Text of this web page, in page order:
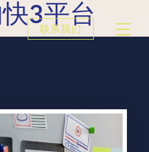
3平台
联系我们